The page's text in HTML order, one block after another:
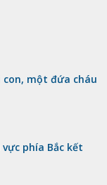
một đứa cháu
phía Bắc kết